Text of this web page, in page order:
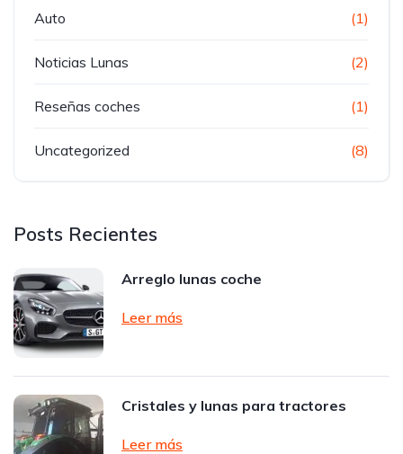
Auto (1)
Noticias Lunas (2)
Reseñas coches (1)
Uncategorized (8)
Posts Recientes
Arreglo lunas coche
Leer más
Cristales y lunas para tractores
Leer más